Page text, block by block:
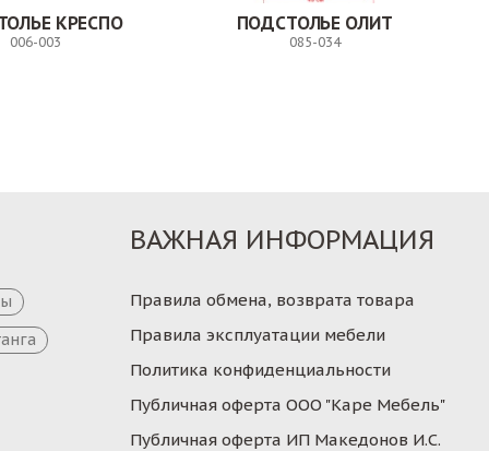
КРЕСПО
006-003
ПОДСТОЛЬЕ ОЛИТ
085-034
ВАЖНАЯ ИНФОРМАЦИЯ
Правила обмена, возврата товара
Правила эксплуатации мебели
Политика конфиденциальности
Публичная оферта ООО "Каре Мебель"
Публичная оферта ИП Македонов И.С.